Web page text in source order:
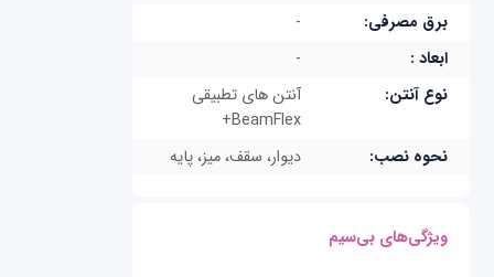
برق مصرفی:
-
ابعاد :
-
نوع آنتن:
BeamFlex+
نحوه نصب:
دیوار، سقف، میز، پایه
ویژگی‌های بی‌سیم